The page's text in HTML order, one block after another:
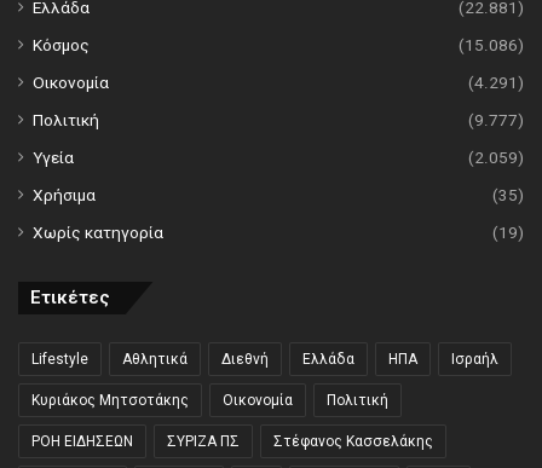
Ελλάδα
(22.881)
Κόσμος
(15.086)
Οικονομία
(4.291)
Πολιτική
(9.777)
Υγεία
(2.059)
Χρήσιμα
(35)
Χωρίς κατηγορία
(19)
Ετικέτες
Lifestyle Αθλητικά Διεθνή Ελλάδα ΗΠΑ Ισραήλ
Κυριάκος Μητσοτάκης Οικονομία Πολιτική
ΡΟΗ ΕΙΔΗΣΕΩΝ ΣΥΡΙΖΑ ΠΣ Στέφανος Κασσελάκης